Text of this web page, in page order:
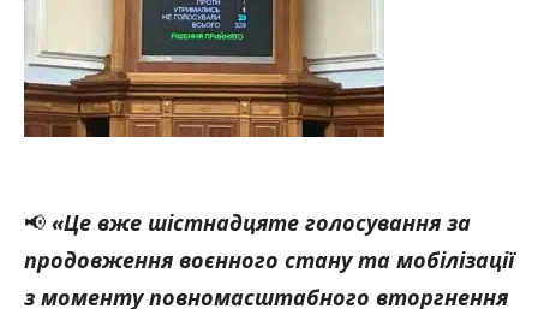
📢 «Це вже шістнадцяте голосування за
продовження воєнного стану та мобілізації
з моменту повномасштабного вторгнення